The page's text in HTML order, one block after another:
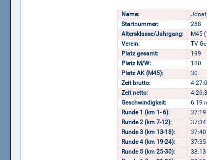
Name:
Startnummer:
288
Altersklasse/Jahrgang:
M45
Verein:
TV
Platz gesamt:
199
Platz M/W:
180
Platz AK (M45):
30
Zeit brutto:
Zeit netto:
Geschwindigkeit:
6:19
Runde 1 (km 1- 6):
37:19
Runde 2 (km 7-12):
37:34
Runde 3 (km 13-18):
37:40
Runde 4 (km 19-24):
37:35
Runde 5 (km 25-30):
38:13